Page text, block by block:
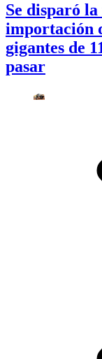
Se disparó
importación
gigantes de
pasar